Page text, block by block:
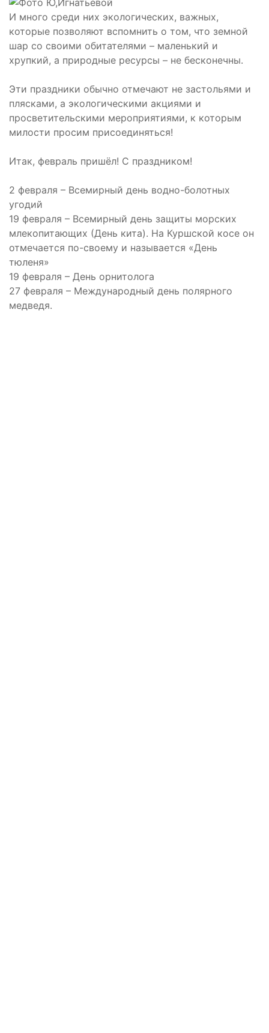
И много среди них экологических, важных,
которые позволяют вспомнить о том, что земной
шар со своими обитателями – маленький и
хрупкий, а природные ресурсы – не бесконечны.
Эти праздники обычно отмечают не застольями и
плясками, а экологическими акциями и
просветительскими мероприятиями, к которым
милости просим присоединяться!
Итак, февраль пришёл! С праздником!
2 февраля – Всемирный день водно-болотных
угодий
19 февраля – Всемирный день защиты морских
млекопитающих (День кита). На Куршской косе он
отмечается по-своему и называется «День
тюленя»
19 февраля – День орнитолога
27 февраля – Международный день полярного
медведя.